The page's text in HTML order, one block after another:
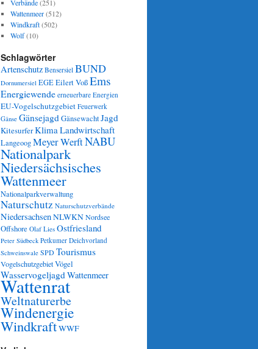
Verbände(251)
Wattenmeer(512)
Windkraft(502)
Wolf(10)
Schlagwörter
Artenschutz Bensersiel BUND
Dornumersiel EGEEilert VoßEms
Energiewende erneuerbare Energien
EU-Vogelschutzgebiet Feuerwerk
Gänse GänsejagdGänsewachtJagd
KitesurferKlimaLandwirtschaft
LangeoogMeyer WerftNABU
Nationalpark
Niedersächsisches
Wattenmeer
Nationalparkverwaltung
Naturschutz Naturschutzverbände
NiedersachsenNLWKNNordsee
Offshore Olaf Lies Ostfriesland
Peter Südbeck Petkumer Deichvorland
Schweinswale SPDTourismus
VogelschutzgebietVögel
WasservogeljagdWattenmeer
Wattenrat
Weltnaturerbe
Windenergie
WindkraftWWF